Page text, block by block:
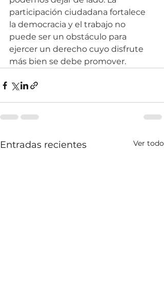
participación ciudadana fortalece
la democracia y el trabajo no
puede ser un obstáculo para
ejercer un derecho cuyo disfrute
más bien se debe promover.
Entradas recientes Ver todo